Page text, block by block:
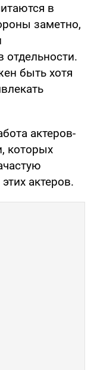
в
заметно,
отдельности.
быть хотя
актеров-
которых
актеров.